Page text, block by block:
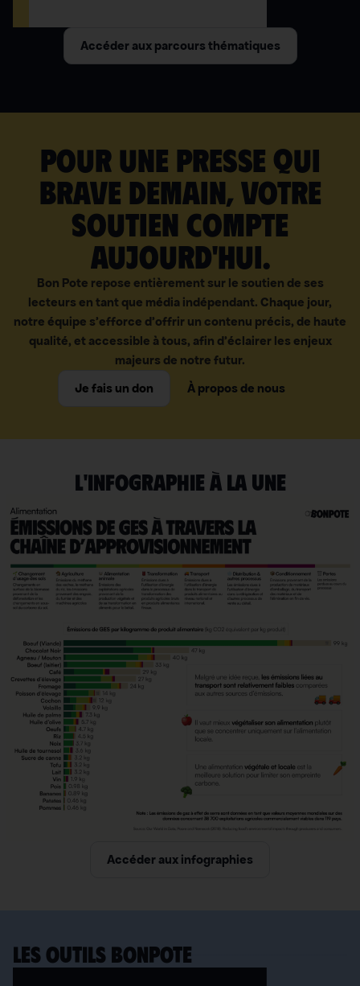
Accéder aux parcours thématiques
Pour une presse qui
brave demain, votre
soutien compte
aujourd'hui.
Bon Pote repose entièrement sur le soutien de ses
lecteurs en tant que média indépendant. Chaque jour,
notre équipe s’efforce d’offrir un contenu précis, de haute
qualité, et accessible à tous, afin d’éclairer les enjeux
majeurs de notre futur.
À propos de nous
Je fais un don
L'INFOGRAPHIE À LA UNE
Accéder aux infographies
LES OUTILS BONPOTE